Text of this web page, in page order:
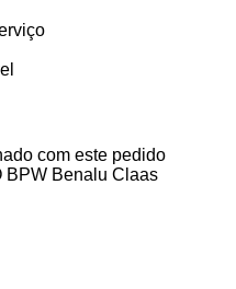
com este pedido
BPW Benalu Claas